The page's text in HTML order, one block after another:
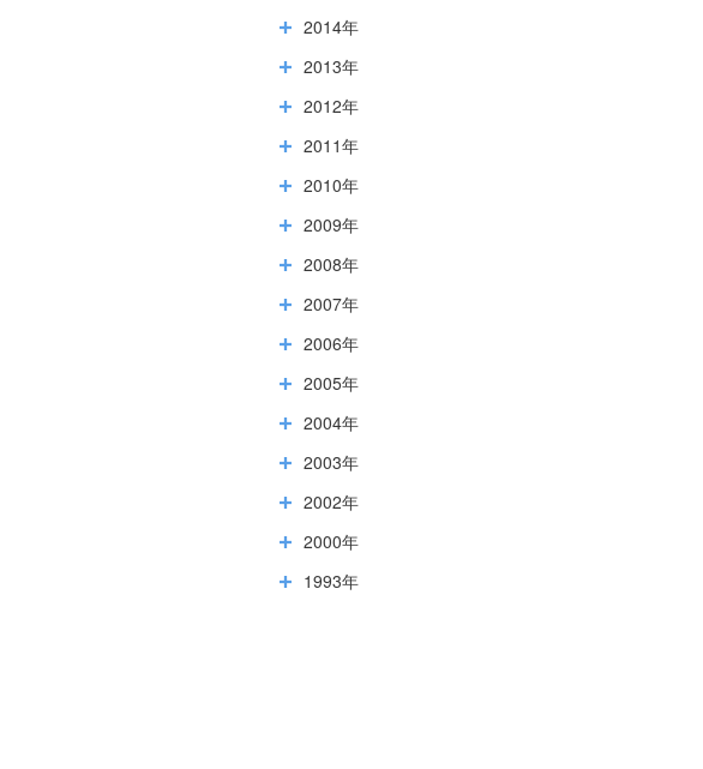
2014年
2013年
2012年
2011年
2010年
2009年
2008年
2007年
2006年
2005年
2004年
2003年
2002年
2000年
1993年